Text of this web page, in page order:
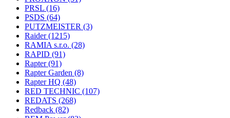
PRSL (16)
PSDS (64)
PUTZMEISTER (3)
Raider(1215)
RAMIA s.r.o. (28)
RAPID (91)
Rapter(91)
Rapter Garden (8)
Rapter HQ (48)
RED TECHNIC (107)
REDATS (268)
Redback (82)